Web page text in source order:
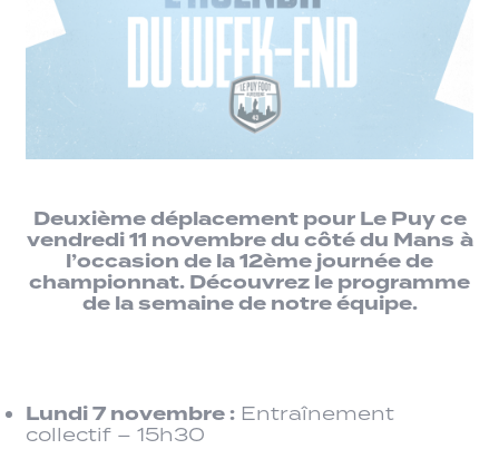
Deuxième déplacement pour Le Puy ce
vendredi 11 novembre du côté du Mans à
l’occasion de la 12ème journée de
championnat. Découvrez le programme
de la semaine de notre équipe.
Lundi 7 novembre : Entraînement
collectif – 15h30